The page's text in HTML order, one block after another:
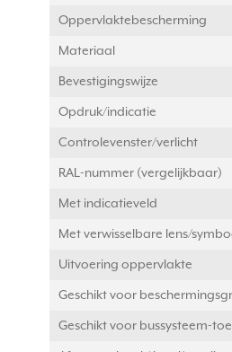
Oppervlaktebescherming
Materiaal
Bevestigingswijze
Opdruk/indicatie
Controlevenster/verlicht
RAL-nummer (vergelijkbaar)
Met indicatieveld
Met verwisselbare lens/
Uitvoering oppervlakte
Geschikt voor
Geschikt voor bussysteem-